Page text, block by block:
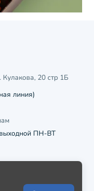
Кулакова, 20 стр 1Б
линия)
ПН-ВТ